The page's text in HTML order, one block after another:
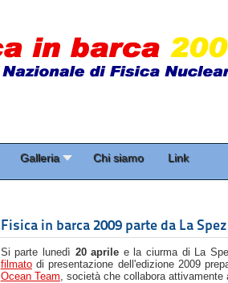
Galleria Chi siamo Link
Fisica in barca 2009 parte da La
Si parte lunedì 20 aprile e la ciurma di La
filmatodi presentazione dell'edizione 2009
Ocean Team , società che collabora attivamente